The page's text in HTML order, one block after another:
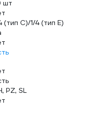
шт
(тип С)/1/4 (тип Е)
PZ, SL